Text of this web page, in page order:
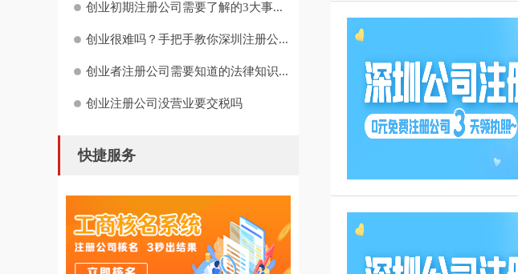
创业初期注册公司需要了解的3大事...
创业很难吗？手把手教你深圳注册公...
创业者注册公司需要知道的法律知识...
创业注册公司没营业要交税吗
快捷服务